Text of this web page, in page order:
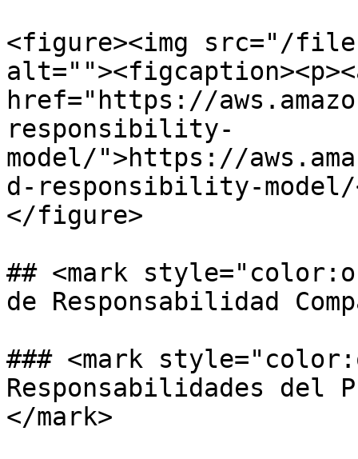
<figure><img src="/
href="https://
responsibility-
model/">https://
d-responsibility-
</figure>
## <mark
de Responsabilidad
### <mark
Responsabilidades del
</mark>